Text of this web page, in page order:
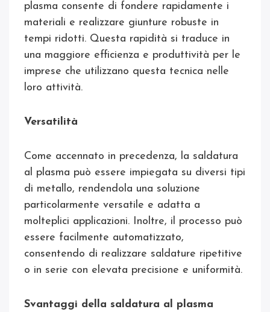
plasma consente di fondere rapidamente i
materiali e realizzare giunture robuste in
tempi ridotti. Questa rapidità si traduce in
una maggiore efficienza e produttività per le
imprese che utilizzano questa tecnica nelle
loro attività.
Versatilità
Come accennato in precedenza, la saldatura
al plasma può essere impiegata su diversi tipi
di metallo, rendendola una soluzione
particolarmente versatile e adatta a
molteplici applicazioni. Inoltre, il processo può
essere facilmente automatizzato,
consentendo di realizzare saldature ripetitive
o in serie con elevata precisione e uniformità.
Svantaggi della saldatura al plasma